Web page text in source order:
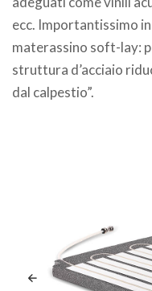
ecc. Importantissimo
materassino soft-lay:
struttura d’acciaio
dal calpestio”.